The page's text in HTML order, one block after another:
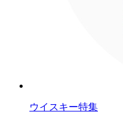
ウイスキー特集